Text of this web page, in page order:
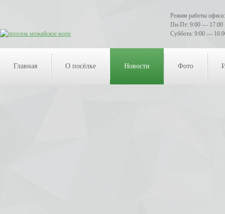
Режим работы офиса:
Пн-Пт: 9:00 — 17:00
Суббота: 9:00 —
Главная О посёлке Новости Фото